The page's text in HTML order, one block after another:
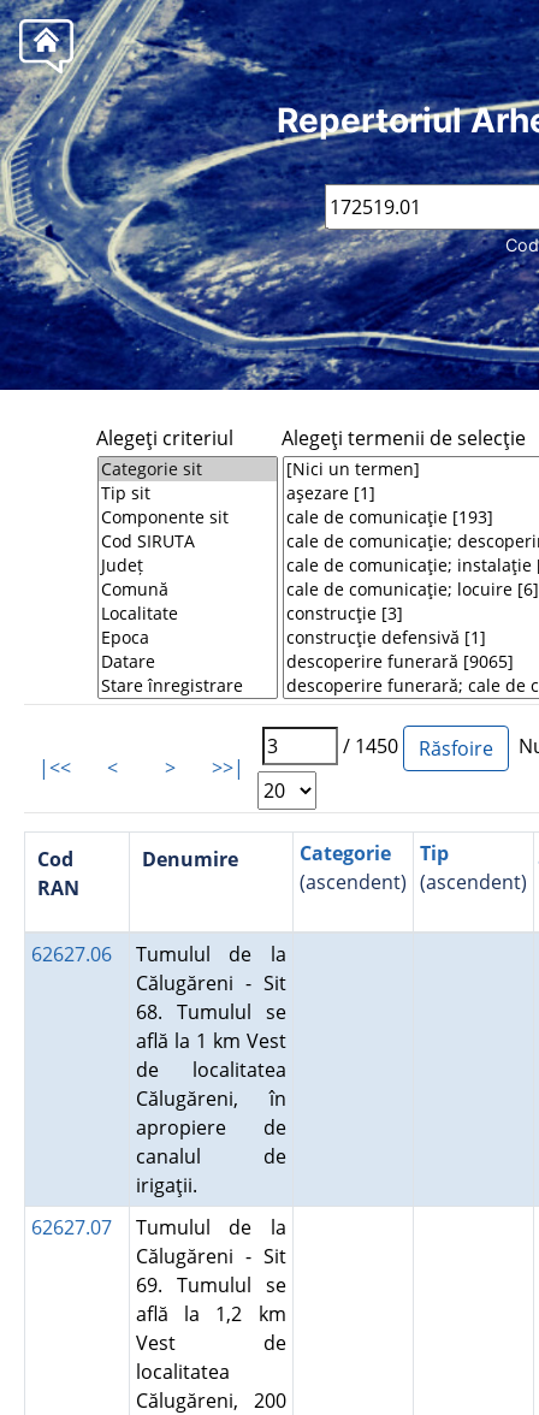
Repertoriul
Cod
Alegeţi criteriul Alegeţi termenii de selecţie
|<< < > >>|
/ 1450
Cod
RAN
Denumire
Categorie
(ascendent)
Tip
(ascendent)
62627.06
Tumulul de la
Călugăreni - Sit
68. Tumulul se
află la 1 km Vest
de localitatea
Călugăreni, în
apropiere de
canalul de
irigaţii.
62627.07
Tumulul de la
Călugăreni - Sit
69. Tumulul se
află la 1,2 km
Vest de
localitatea
Călugăreni, 200